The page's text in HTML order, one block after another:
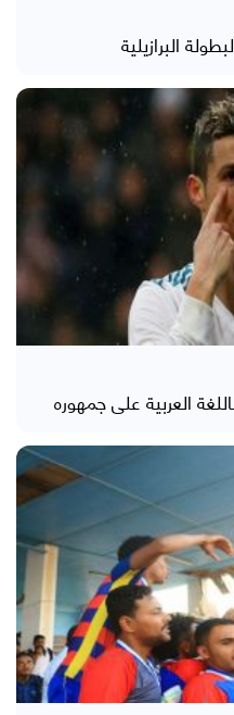
البرازيلية
العربية على جمهوره